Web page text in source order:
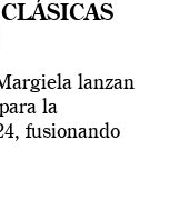
lanzan
la
fusionando